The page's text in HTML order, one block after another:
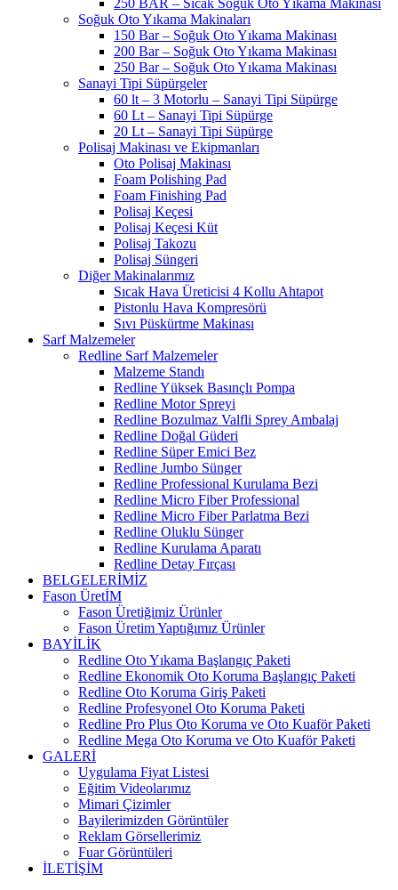
250 BAR – Sıcak Soğuk Oto Yıkama Makinası
Soğuk Oto Yıkama Makinaları
150 Bar – Soğuk Oto Yıkama Makinası
200 Bar – Soğuk Oto Yıkama Makinası
250 Bar – Soğuk Oto Yıkama Makinası
Sanayi Tipi Süpürgeler
60 lt – 3 Motorlu – Sanayi Tipi Süpürge
60 Lt – Sanayi Tipi Süpürge
20 Lt – Sanayi Tipi Süpürge
Polisaj Makinası ve Ekipmanları
Oto Polisaj Makinası
Foam Polishing Pad
Foam Finishing Pad
Polisaj Keçesi
Polisaj Keçesi Küt
Polisaj Takozu
Polisaj Süngeri
Diğer Makinalarımız
Sıcak Hava Üreticisi 4 Kollu Ahtapot
Pistonlu Hava Kompresörü
Sıvı Püskürtme Makinası
Sarf Malzemeler
Redline Sarf Malzemeler
Malzeme Standı
Redline Yüksek Basınçlı Pompa
Redline Motor Spreyi
Redline Bozulmaz Valfli Sprey Ambalaj
Redline Doğal Güderi
Redline Süper Emici Bez
Redline Jumbo Sünger
Redline Professional Kurulama Bezi
Redline Micro Fiber Professional
Redline Micro Fiber Parlatma Bezi
Redline Oluklu Sünger
Redline Kurulama Aparatı
Redline Detay Fırçası
BELGELERİMİZ
Fason ÜretİM
Fason Üretiğimiz Ürünler
Fason Üretim Yaptığımız Ürünler
BAYİLİK
Redline Oto Yıkama Başlangıç Paketi
Redline Ekonomik Oto Koruma Başlangıç Paketi
Redline Oto Koruma Giriş Paketi
Redline Profesyonel Oto Koruma Paketi
Redline Pro Plus Oto Koruma ve Oto Kuaför Paketi
Redline Mega Oto Koruma ve Oto Kuaför Paketi
GALERİ
Uygulama Fiyat Listesi
Eğitim Videolarımız
Mimari Çizimler
Bayilerimizden Görüntüler
Reklam Görsellerimiz
Fuar Görüntüleri
İLETİŞİM